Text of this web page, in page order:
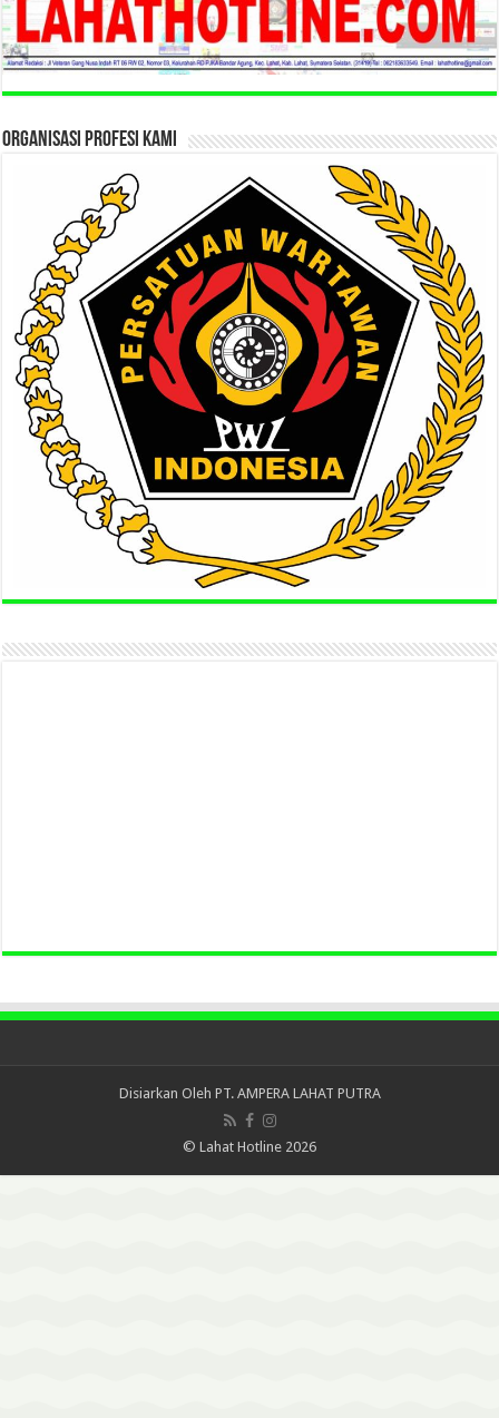
ORGANISASI PROFESI KAMI
Disiarkan Oleh PT. AMPERA LAHAT PUTRA
© Lahat Hotline 2026